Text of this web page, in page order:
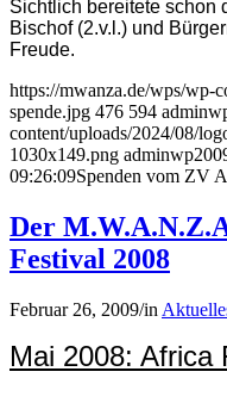
Sichtlich bereitete schon
Bischof (2.v.l.) und
Freude.
https://mwanza.de/wps/wp-
spende.jpg 476 594
content/uploads/2024/08/
1030x149.png adminwp
09:26:09Spenden vom ZV
Der
Festival 2008
Februar 26, 2009/in
Mai 2008: Africa